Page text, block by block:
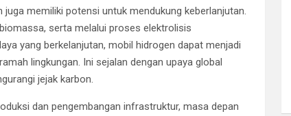
memiliki potensi untuk mendukung keberlanjutan.
serta melalui proses elektrolisis
yang berkelanjutan, mobil hidrogen dapat menjadi
lingkungan. Ini sejalan dengan upaya global
jejak karbon.
dan pengembangan infrastruktur, masa depan